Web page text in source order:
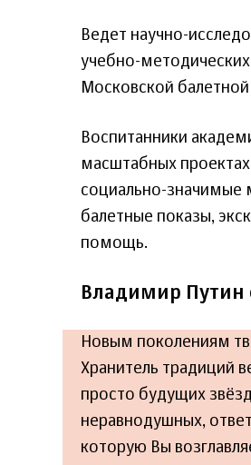
Ведет научно-
учебно-
Московской
Воспитанники
масштабных
социально-значимые
балетные показы,
помощь.
Владимир Путин
Новым поколениям
Хранитель традиций
просто будущих
неравнодушных,
которую Вы